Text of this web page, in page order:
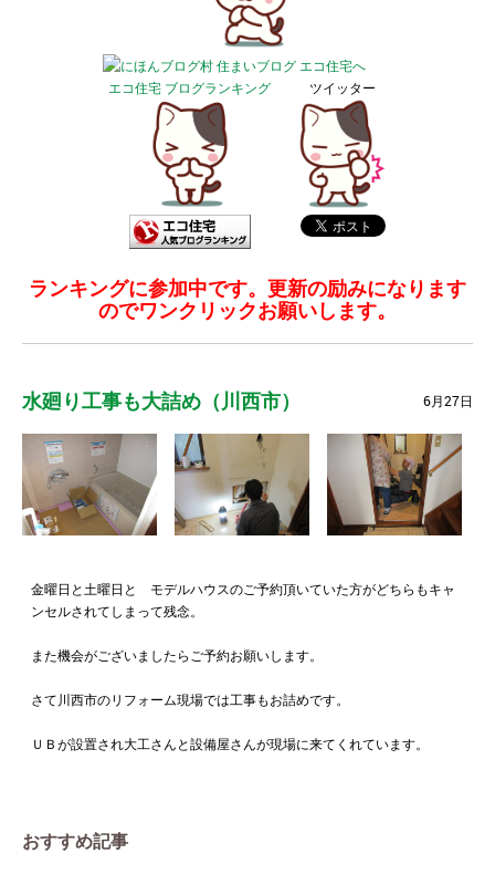
エコ住宅 ブログランキング ツイッター
ランキングに参加中です。更新の励みになります
のでワンクリックお願いします。
水廻り工事も大詰め（川西市） 6月27日
金曜日と土曜日と モデルハウスのご予約頂いていた方がどちらもキャ
ンセルされてしまって残念。
また機会がございましたらご予約お願いします。
さて川西市のリフォーム現場では工事もお詰めです。
ＵＢが設置され大工さんと設備屋さんが現場に来てくれています。
おすすめ記事